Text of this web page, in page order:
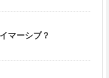
マーシブ？